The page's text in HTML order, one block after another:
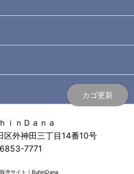
カゴ更新
ｉｎＤａｎａ
区外神田三丁目14番10号
7771
売サイト｜BuhinDana